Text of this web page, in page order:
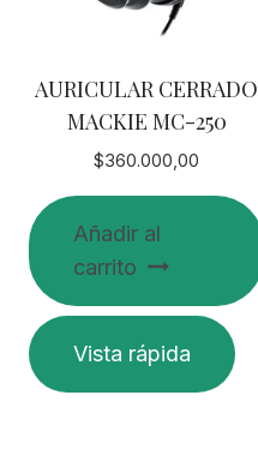
AURICULAR CERRADO
MACKIE MC-250
$360.000,00
Añadir al
carrito
Vista rápida